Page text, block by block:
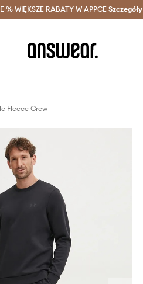
Club > Dostawa nawet w 24h >
% WIĘKSZE RABATY W APPCE Szczegóły
Fleece Crew